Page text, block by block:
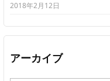
2018年2月12日
アーカイブ